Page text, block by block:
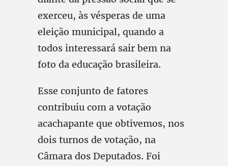
exerceu, às vésperas de uma
eleição municipal, quando a
todos interessará sair bem na
foto da educação brasileira.
Esse conjunto de fatores
contribuiu com a votação
acachapante que obtivemos, nos
dois turnos de votação, na
Câmara dos Deputados. Foi